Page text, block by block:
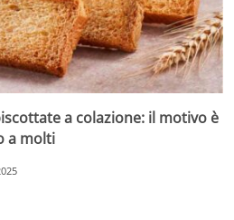
a colazione: il motivo è
a molti